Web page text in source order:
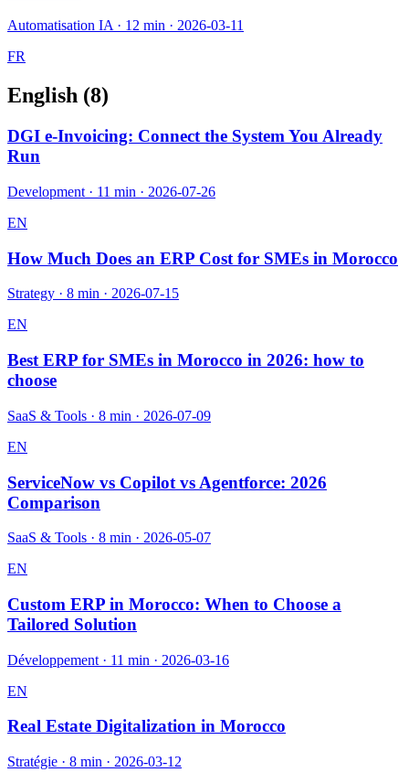
Automatisation IA· 12 min · 2026-03-11
FR
English (8)
DGI e-Invoicing: Connect the System You Already
Run
Development · 11 min · 2026-07-26
EN
How Much Does an ERP Cost for SMEs in Morocco
Strategy · 8 min · 2026-07-15
EN
Best ERP for SMEs in Morocco in 2026: how to
choose
SaaS & Tools · 8 min · 2026-07-09
EN
ServiceNow vs Copilot vs Agentforce: 2026
Comparison
SaaS & Tools · 8 min · 2026-05-07
EN
Custom ERP in Morocco: When to Choose a
Tailored Solution
Développement · 11 min · 2026-03-16
EN
Real Estate Digitalization in Morocco
Stratégie · 8 min · 2026-03-12